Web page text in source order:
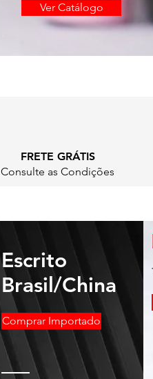
Ver Catálogo
FRETE GRÁTIS
Consulte as Condições
Escrito
Brasil/China
Comprar Importado